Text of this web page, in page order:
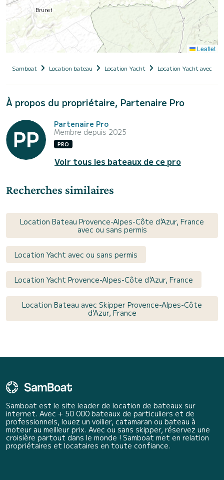
Leaflet
Samboat Location bateau Location Yacht Location Yacht avec
À propos du propriétaire, Partenaire Pro
Partenaire Pro
Membre depuis 2025
PRO
Voir tous les bateaux de ce pro
Recherches similaires
Location Bateau Provence-Alpes-Côte d'Azur, France
avec ou sans permis
Location Yacht avec ou sans permis
Location Yacht Provence-Alpes-Côte d'Azur, France
Location Bateau avec Skipper Provence-Alpes-Côte
d'Azur, France
Samboat est le site leader de location de bateaux sur
internet. Avec + 50 000 bateaux de particuliers et de
professionnels, louez un voilier, catamaran ou bateau à
moteur au meilleur prix. Avec ou sans skipper, réservez une
croisière partout dans le monde ! Samboat met en relation
propriétaires et locataires en toute confiance.